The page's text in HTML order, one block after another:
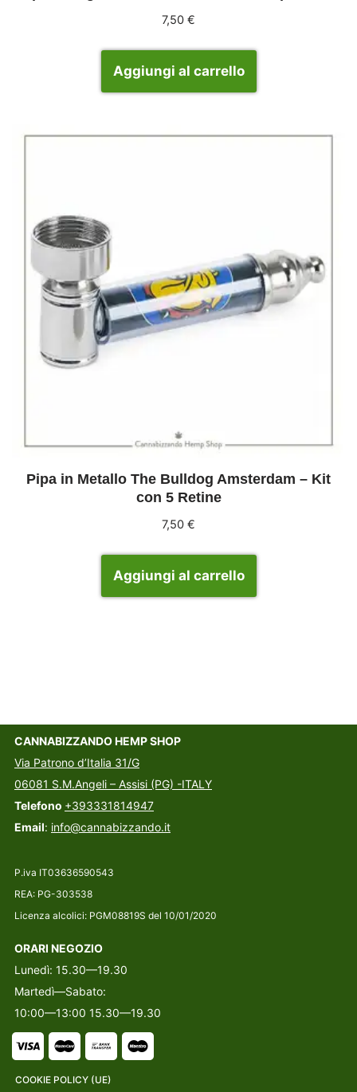
7,50 €
Aggiungi al carrello
Pipa in Metallo The Bulldog Amsterdam – Kit
con 5 Retine
7,50 €
Aggiungi al carrello
CANNABIZZANDO HEMP SHOP
Via Patrono d’Italia 31/G
06081 S.M.Angeli – Assisi (PG) -ITALY
Telefono +393331814947
Email: info@cannabizzando.it
P.iva IT03636590543
REA: PG-303538
Licenza alcolici: PGM08819S del 10/01/2020
ORARI NEGOZIO
Lunedì: 15.30—19.30
Martedì—Sabato:
10:00—13:00 15.30—19.30
COOKIE POLICY (UE)